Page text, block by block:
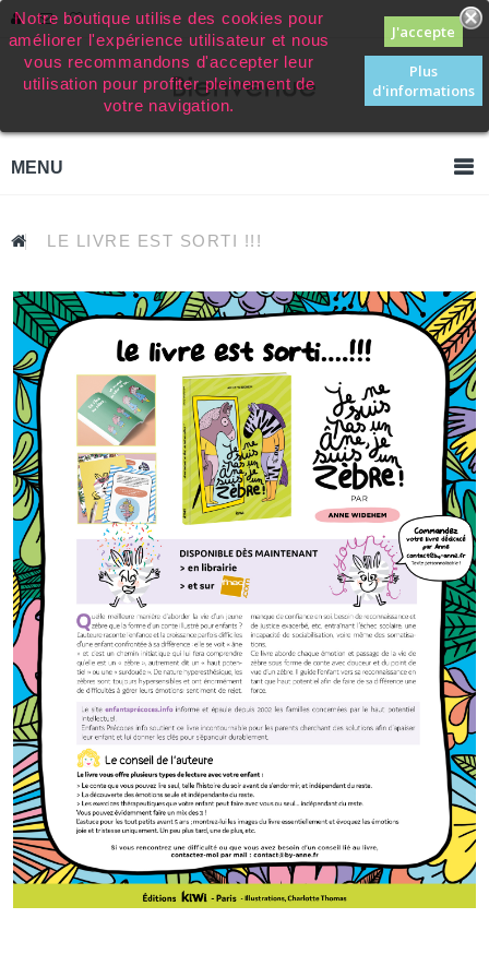
MENU
Notre boutique utilise des cookies pour
améliorer l'expérience utilisateur et nous
vous recommandons d'accepter leur
utilisation pour profiter pleinement de
votre navigation.
Plus
d'informations
LE LIVRE EST SORTI !!!